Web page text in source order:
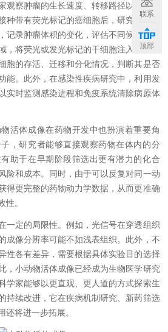
观察肿瘤的生长速度、转移路径以及对药
种带有荧光标记的癌细胞后，研究者可以
记录肿瘤体积的变化，评估不同候选药物
，将荧光或发光标记的干细胞注入受损组
胞的存活、迁移和分化情况，判断其是否
能。此外，在感染性疾病研究中，利用发
实时监测感染进程和免疫系统清除病原体
体成像在药物开发中也扮演着重要角
，研究者能够直接观察药物在体内的分
助于在早期阶段筛选出更有潜力的化合
险和成本。同时，由于可以反复对同一动
得更完整的药物动力学数据，从而更准确
性。
定的局限性。例如，光信号在穿透组织
成像分辨率可能不如浅表组织。此外，不
性各有差异，需要根据具体实验目的选择
，小动物活体成像已经成为生物医学研究
学家能够以更直观、更人道的方式探索生
持续改进，它在疾病机制研究、新药筛选
还将进一步拓展。
联系
顶部